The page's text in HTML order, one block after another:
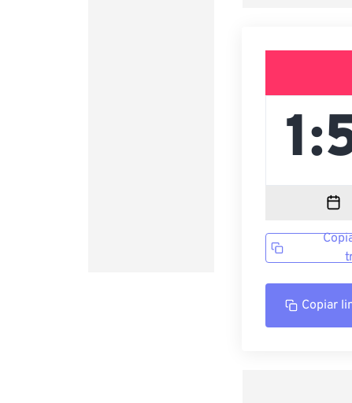
Copiar